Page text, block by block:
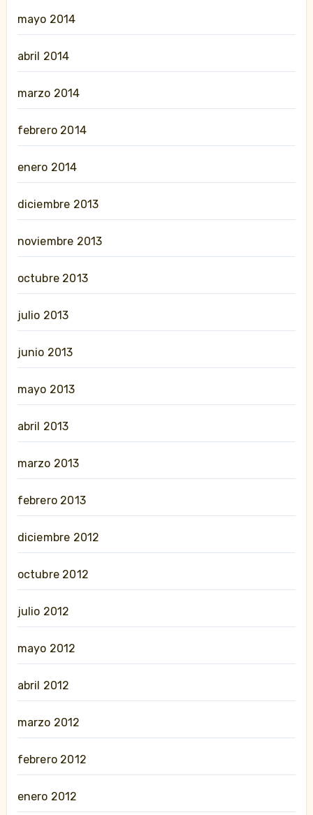
mayo 2014
abril 2014
marzo 2014
febrero 2014
enero 2014
diciembre 2013
noviembre 2013
octubre 2013
julio 2013
junio 2013
mayo 2013
abril 2013
marzo 2013
febrero 2013
diciembre 2012
octubre 2012
julio 2012
mayo 2012
abril 2012
marzo 2012
febrero 2012
enero 2012